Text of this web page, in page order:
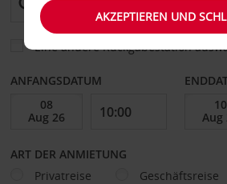
Eine andere Rückgabestation
ANFANGSDATUM
ART DER ANMIETUNG
Privatreise
Geschäftsreise
AKZEPTIEREN UND